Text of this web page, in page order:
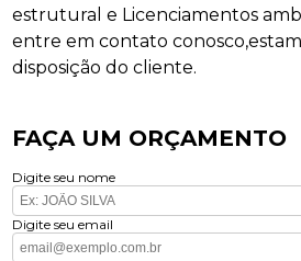
estrutural e Licenciamentos
entre em contato
disposição do cliente.
FAÇA UM ORÇAMENTO
Digite seu nome
Digite seu email